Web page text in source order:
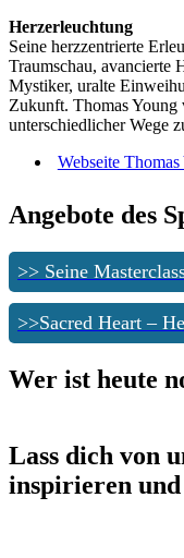
Herzerleuchtung
Seine herzzentrierte
Traumschau, avancierte
Mystiker, uralte
Zukunft. Thomas Young
unterschiedlicher Wege
Webseite
Angebote des
Wer ist heute
Lass dich von
inspirieren